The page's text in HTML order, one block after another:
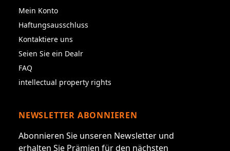
Mein Konto
Haftungsausschluss
Kontaktiere uns
Seien Sie ein Dealr
FAQ
intellectual property rights
NEWSLETTER ABONNIEREN
Abonnieren Sie unseren Newsletter und
erhalten Sie Prämien für den nächsten